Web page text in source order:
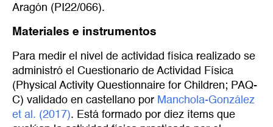
Aragón (PI22/066).
Materiales e instrumentos
Para medir el nivel de actividad física realizado se
administró el Cuestionario de Actividad Física
(Physical Activity Questionnaire for Children; PAQ-
C) validado en castellano por Manchola-González
et al. (2017). Está formado por diez ítems que